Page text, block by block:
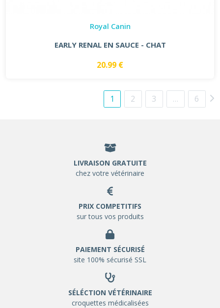
Royal Canin
EARLY RENAL EN SAUCE - CHAT
20.99 €
1 2 3 … 6
LIVRAISON GRATUITE
chez votre vétérinaire
PRIX COMPETITIFS
sur tous vos produits
PAIEMENT SÉCURISÉ
site 100% sécurisé SSL
SÉLÉCTION VÉTÉRINAIRE
croquettes médicalisées